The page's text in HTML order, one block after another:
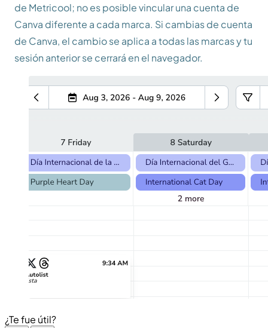
de Metricool; no es posible vincular una cuenta de
Canva diferente a cada marca. Si cambias de cuenta
de Canva, el cambio se aplica a todas las marcas y tu
sesión anterior se cerrará en el navegador.
¿Te fue útil?